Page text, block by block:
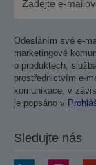
Odesláním své e-
marketingové
o produktech,
prostřednictvím e-
komunikace, v
je popsáno v
Sledujte nás